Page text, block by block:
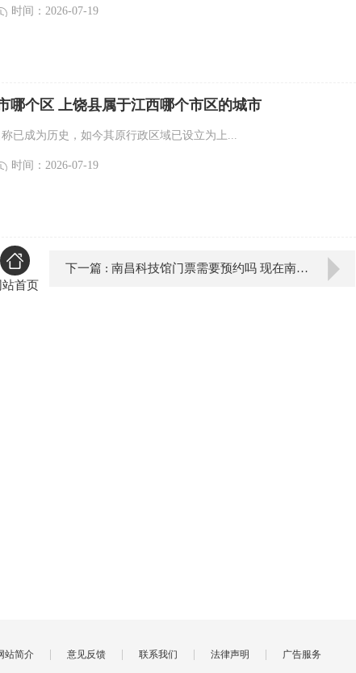
时间：2026-07-19
哪个区 上饶县属于江西哪个市区的城市
已成为历史，如今其原行政区域已设立为上...
时间：2026-07-19
站首页
下一篇 : 南昌科技馆门票需要预约吗 现在南昌科技馆门票需要预约吗
站简介 | 意见反馈 | 联系我们 | 法律声明 | 广告服务